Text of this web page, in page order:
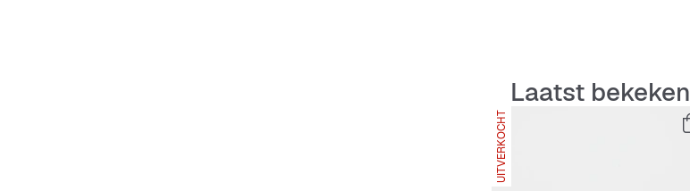
Laatst bekeken
UITVERKOCHT